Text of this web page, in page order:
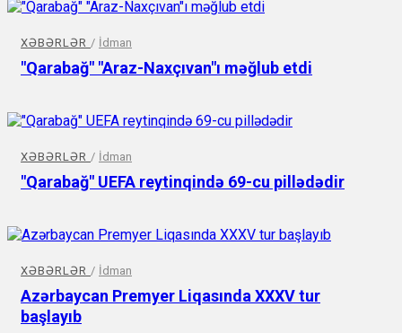
XƏBƏRLƏR / İdman
"Qarabağ" "Araz-Naxçıvan"ı məğlub etdi
XƏBƏRLƏR / İdman
"Qarabağ" UEFA reytinqində 69-cu pillədədir
XƏBƏRLƏR / İdman
Azərbaycan Premyer Liqasında XXXV tur
başlayıb